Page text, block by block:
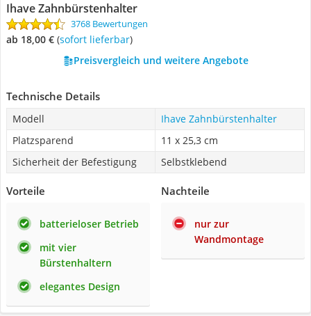
Ihave Zahnbürstenhalter
3768 Bewertungen
ab 18,00 € ( Sofort lieferbar)
Preisvergleich und weitere Angebote
Technische Details
Modell
Ihave Zahnbürstenhalter
Platzsparend
11 x 25,3 cm
Sicherheit der Befestigung
Selbstklebend
Vorteile
batterieloser Betrieb
mit vier
Bürstenhaltern
elegantes Design
Nachteile
nur zur
Wandmontage